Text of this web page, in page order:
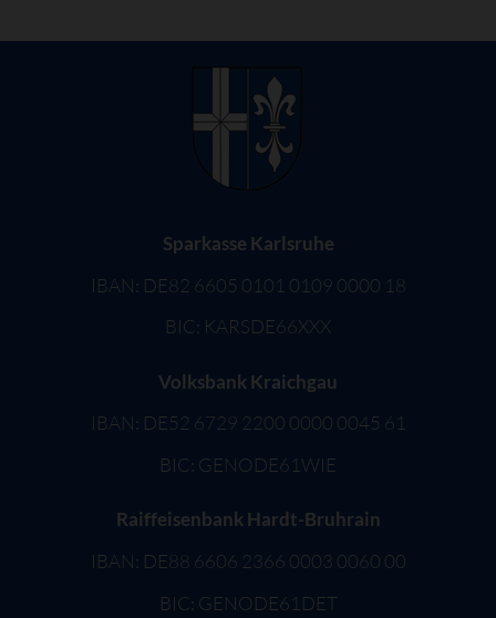
Sparkasse Karlsruhe
IBAN: DE82 6605 0101 0109 0000 18
BIC: KARSDE66XXX
Volksbank Kraichgau
IBAN: DE52 6729 2200 0000 0045 61
BIC: GENODE61WIE
Raiffeisenbank Hardt-Bruhrain
IBAN: DE88 6606 2366 0003 0060 00
BIC: GENODE61DET